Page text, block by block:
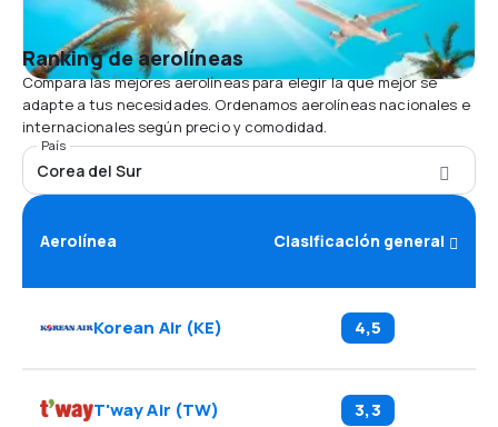
Ranking de aerolíneas
Compara las mejores aerolíneas para elegir la que mejor se
adapte a tus necesidades. Ordenamos aerolíneas nacionales e
internacionales según precio y comodidad.
País
Corea del Sur
Aerolínea Clasificación general
Korean Air (KE) 4,5
T'way Air (TW) 3,3